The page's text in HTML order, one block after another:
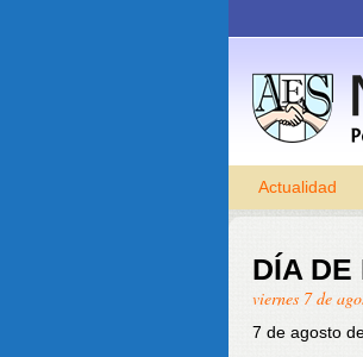
Actualidad
DÍA DE
viernes 7 de
7 de agosto